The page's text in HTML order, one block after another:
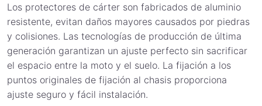
Los protectores de cárter son fabricados de aluminio
resistente, evitan daños mayores causados por piedras
y colisiones. Las tecnologías de producción de última
generación garantizan un ajuste perfecto sin sacrificar
el espacio entre la moto y el suelo. La fijación a los
puntos originales de fijación al chasis proporciona
ajuste seguro y fácil instalación.